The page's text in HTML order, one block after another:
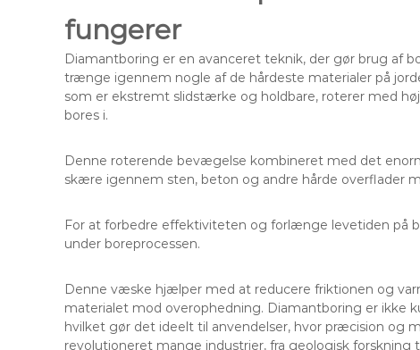
fungerer
Diamantboring er en avanceret teknik, der gør brug af
trænge igennem nogle af de hårdeste materialer på
som er ekstremt slidstærke og holdbare, roterer med
bores i.
Denne roterende bevægelse kombineret med det
skære igennem sten, beton og andre hårde overflader
For at forbedre effektiviteten og forlænge levetiden på
under boreprocessen.
Denne væske hjælper med at reducere friktionen og
materialet mod overophedning. Diamantboring er ikke
hvilket gør det ideelt til anvendelser, hvor præcision og
revolutioneret mange industrier, fra geologisk